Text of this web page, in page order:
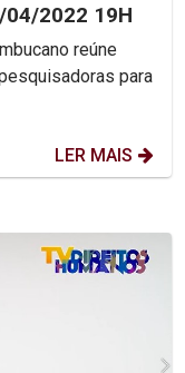
04/2022 19H
reúne
para
LER MAIS